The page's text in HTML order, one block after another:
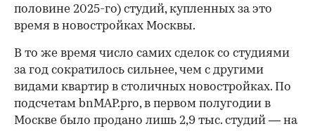
половине 2025-го) студий, купленных за это
время в новостройках Москвы.
В то же время число самих сделок со студиями
за год сократилось сильнее, чем с другими
видами квартир в столичных новостройках. По
подсчетам bnMAP.pro, в первом полугодии в
Москве было продано лишь 2,9 тыс. студий — на